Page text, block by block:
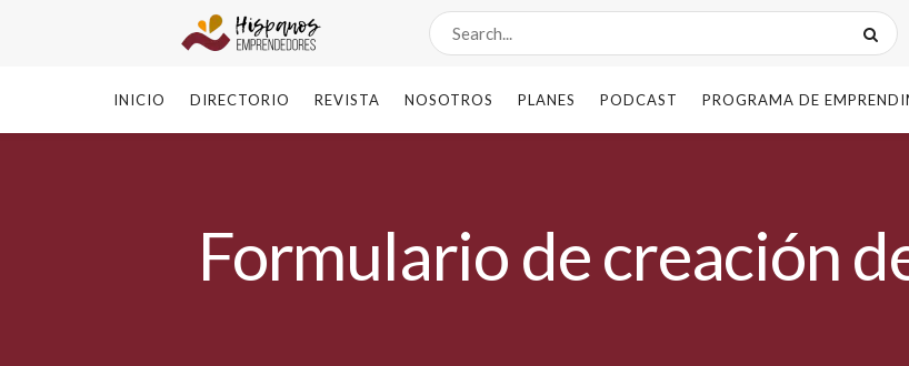
INICIO DIRECTORIO REVISTA NOSOTROS PLANES PODCAST PROGRAMA DE
Formulario de creación